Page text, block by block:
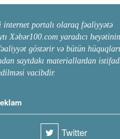
internet portalı olaraq fəaliyyətə
Xəbər100.com yaradıcı heyətinin
göstərir və bütün hüquqları
saytdakı materiallardan
vacibdir.
Twitter